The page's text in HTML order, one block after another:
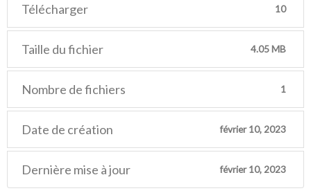
Télécharger 10
Taille du fichier 4.05 MB
Nombre de fichiers 1
Date de création février 10, 2023
Dernière mise à jour février 10, 2023